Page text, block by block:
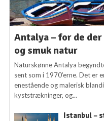
Antalya – for de
og smuk natur
Naturskønne Antalya
sent som i 1970’erne. Det er
enestående og malerisk
kyststrækninger, og...
Istanbul –